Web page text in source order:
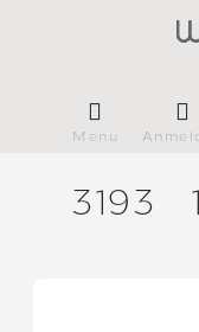
Menü
3193